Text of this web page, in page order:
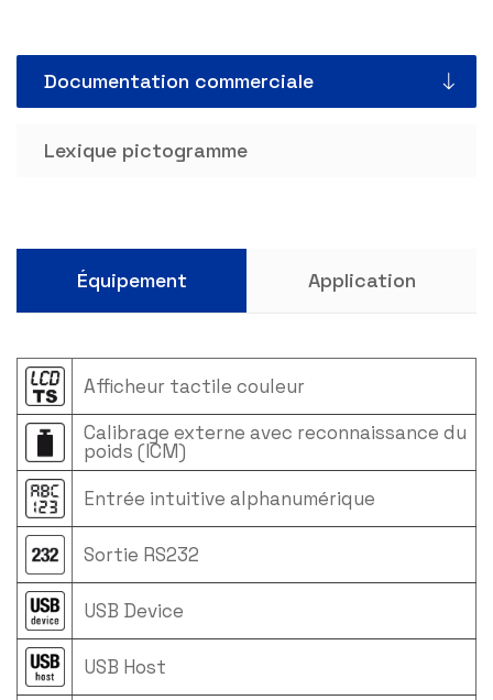
Documentation commerciale
Lexique pictogramme
Équipement Application
Afficheur tactile couleur
Calibrage externe avec reconnaissance du
poids (ICM)
Entrée intuitive alphanumérique
Sortie RS232
USB Device
USB Host